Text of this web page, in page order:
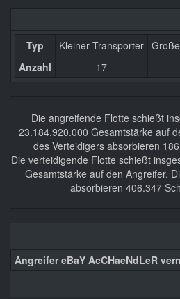
Typ Kleiner Transporter
Anzahl
17
Die angreifende Flotte schießt
23.184.920.000 Gesamtstärke auf
des Verteidigers absorbieren
Die verteidigende Flotte schießt
Gesamtstärke auf den Angreifer.
absorbieren 406.347
Angreifer eBaY AcCHaeNdLeR